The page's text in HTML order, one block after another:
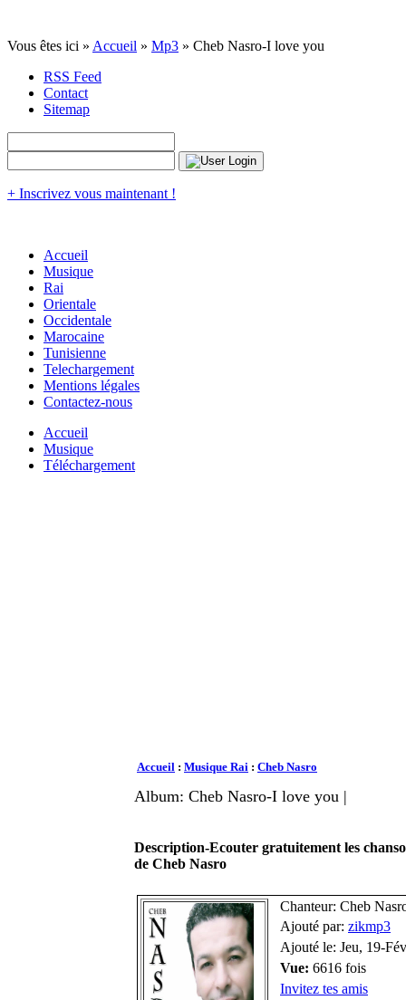
Vous êtes ici » Accueil » Mp3 » Cheb Nasro-I love you
RSS Feed
Contact
Sitemap
+ Inscrivez vous maintenant !
Accueil
Musique
Rai
Orientale
Occidentale
Marocaine
Tunisienne
Telechargement
Mentions légales
Contactez-nous
Accueil
Musique
Téléchargement
Accueil : Musique Rai : Cheb Nasro
Album: Cheb Nasro-I love you |
Description-Ecouter gratuitement les
de Cheb Nasro
Chanteur: Cheb
Ajouté par: zikmp3
Ajouté le: Jeu, 19-
Vue: 6616 fois
Invitez tes amis